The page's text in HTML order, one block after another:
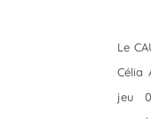
Le
Célia
jeu